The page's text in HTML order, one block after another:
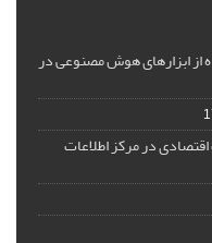
از ابزارهای هوش مصنوعی در
در مرکز اطلاعات